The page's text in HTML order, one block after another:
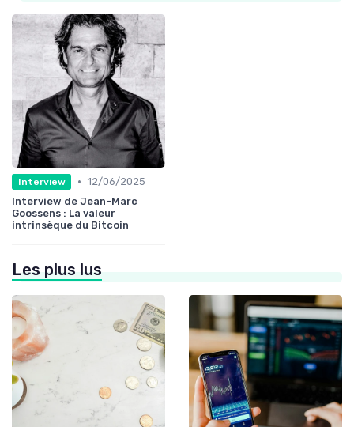
Interview • 12/06/2025
Interview de Jean-Marc
Goossens : La valeur
intrinsèque du Bitcoin
Les plus lus